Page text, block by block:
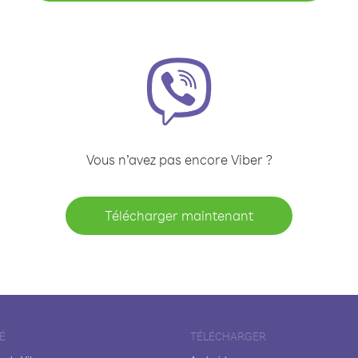
Vous n’avez pas encore Viber ?
Télécharger maintenant
TÉLÉCHARGER